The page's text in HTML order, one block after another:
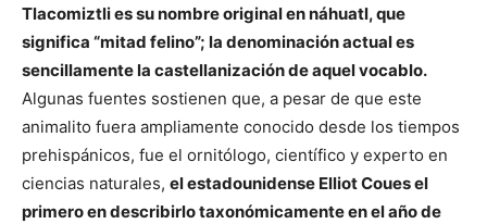
Tlacomiztli es su nombre original en náhuatl, que
significa “mitad felino”; la denominación actual es
sencillamente la castellanización de aquel vocablo.
Algunas fuentes sostienen que, a pesar de que este
animalito fuera ampliamente conocido desde los tiempos
prehispánicos, fue el ornitólogo, científico y experto en
ciencias naturales, el estadounidense Elliot Coues el
primero en describirlo taxonómicamente en el año de